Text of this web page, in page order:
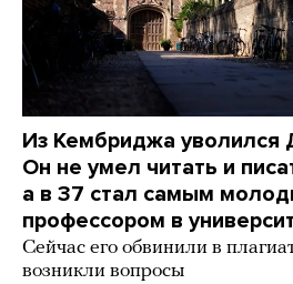
Из Кембриджа уволился
Он не умел читать и
а в 37 стал самым
профессором в
Сейчас его обвинили в
возникли вопросы